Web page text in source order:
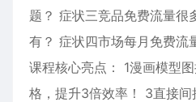
题？ 症状三竞品免费流量很
有？ 症状四市场每月免费流
课程核心亮点： 1漫画模型
格，提升3倍效率！ 3直接